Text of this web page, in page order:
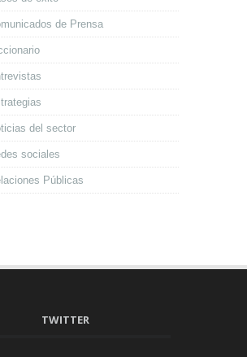
de Prensa
del sector
sociales
Públicas
TWITTER